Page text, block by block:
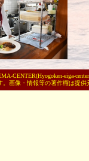
CENTER(Hyogoken-eiga-
画像・情報等の著作権は提